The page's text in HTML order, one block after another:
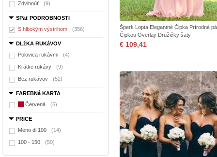
Zdvihnúť (9)
SPäť PODROBNOSTI
S hlbokým výstrihom
(356)
DLžKA RUKáVOV
Polovica rukávmi
(4)
Krátke rukávy (9)
Bez rukávov (52)
FAREBNá KARTA
Červená
(6)
PRICE
Meno di 100
(14)
100 - 150 (50)
Šperk Lopta Elegantné Čipka Prírodné
Čipkou Overlay Družičky šaty
€ 109,41